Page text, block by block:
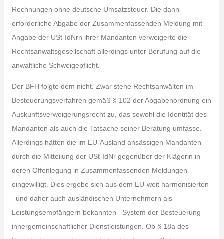
Rechnungen ohne deutsche Umsatzsteuer. Die dann
erforderliche Abgabe der Zusammenfassenden Meldung mit
Angabe der USt-IdNrn ihrer Mandanten verweigerte die
Rechtsanwaltsgesellschaft allerdings unter Berufung auf die
anwaltliche Schweigepflicht.
Der BFH folgte dem nicht. Zwar stehe Rechtsanwälten im
Besteuerungsverfahren gemäß § 102 der Abgabenordnung ein
Auskunftsverweigerungsrecht zu, das sowohl die Identität des
Mandanten als auch die Tatsache seiner Beratung umfasse.
Allerdings hätten die im EU-Ausland ansässigen Mandanten
durch die Mitteilung der USt-IdNr gegenüber der Klägerin in
deren Offenlegung in Zusammenfassenden Meldungen
eingewilligt. Dies ergebe sich aus dem EU-weit harmonisierten
–und daher auch ausländischen Unternehmern als
Leistungsempfängern bekannten– System der Besteuerung
innergemeinschaftlicher Dienstleistungen. Ob § 18a des